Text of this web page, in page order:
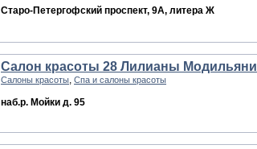
Старо-Петергофский проспект, 9А, литера Ж
Салон красоты 28 Лилианы Модильяни
Салоны красоты, Спа и салоны красоты
наб.р. Мойки д. 95